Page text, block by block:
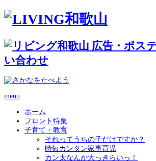
menu
ホーム
フロント特集
子育て・教育
それってうちの子だけですか？
時短カンタン家事育児
カン太なんか大っきらいっ！